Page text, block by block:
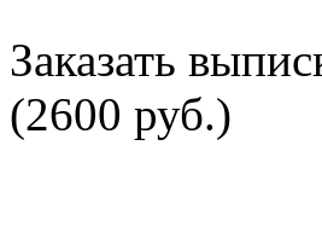
Заказать
(2600 руб.)